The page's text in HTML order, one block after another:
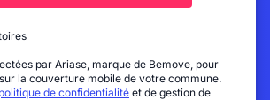
par Ariase, marque de Bemove, pour
la couverture mobile de votre commune.
politique de confidentialité et de gestion de